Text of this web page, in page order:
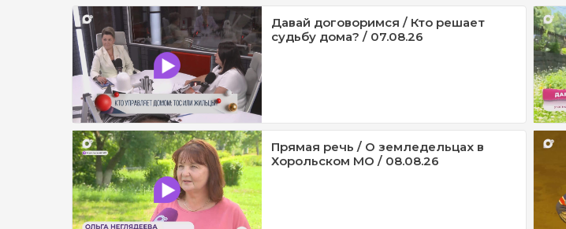
Давай договоримся / Кто решает
судьбу дома? / 07.08.26
Прямая речь / О земледельцах в
Хорольском МО / 08.08.26